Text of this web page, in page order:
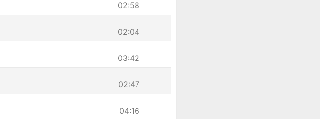
02:58
02:04
03:42
02:47
04:16